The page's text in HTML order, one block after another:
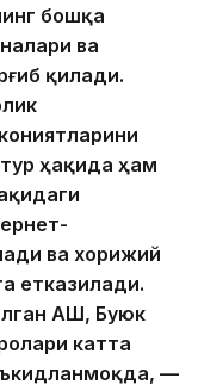
бошқа
ва
қилади.
ҳақида ҳам
ва хорижий
етказилади.
АҚШ, Буюк
катта
—